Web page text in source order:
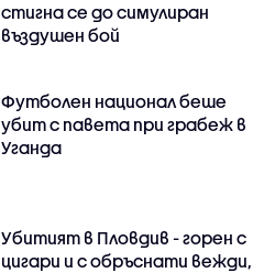
стигна се до симулиран
въздушен бой
Футболен национал беше
убит с павета при грабеж в
Уганда
Убитият в Пловдив - горен с
цигари и с обръснати вежди,